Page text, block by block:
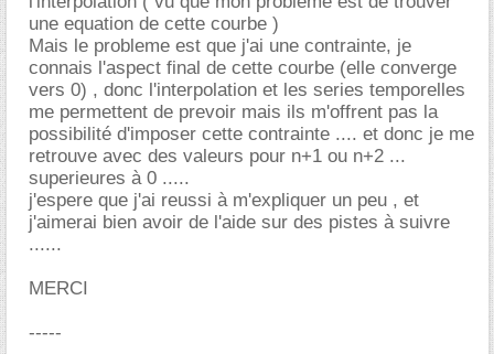
une equation de cette courbe )
Mais le probleme est que j'ai une contrainte, je
connais l'aspect final de cette courbe (elle converge
vers 0) , donc l'interpolation et les series temporelles
me permettent de prevoir mais ils m'offrent pas la
possibilité d'imposer cette contrainte .... et donc je me
retrouve avec des valeurs pour n+1 ou n+2 ...
superieures à 0 .....
j'espere que j'ai reussi à m'expliquer un peu , et
j'aimerai bien avoir de l'aide sur des pistes à suivre
......
MERCI
-----